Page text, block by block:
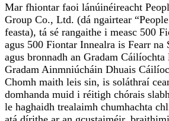
Mar fhiontar faoi lánúinéireacht
Group Co., Ltd. (dá ngairtear
feasta), tá sé rangaithe i measc 500
agus 500 Fiontar Innealra is Fearr na
agus bronnadh an Gradam Cáilíochta
Gradam Ainmniúcháin Dhuais
Chomh maith leis sin, is soláthraí
domhanda muid i réitigh chórais
le haghaidh trealaimh chumhachta